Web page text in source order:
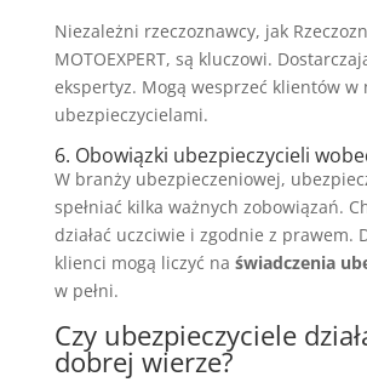
Niezależni rzeczoznawcy, jak
MOTOEXPERT, są kluczowi.
ekspertyz. Mogą wesprzeć klientów w
ubezpieczycielami.
6. Obowiązki ubezpieczycieli
W branży ubezpieczeniowej,
spełniać kilka ważnych zobowiązań.
działać uczciwie i zgodnie z prawem.
klienci mogą liczyć na świadczenia
w pełni.
Czy ubezpieczyciele
dobrej wierze?